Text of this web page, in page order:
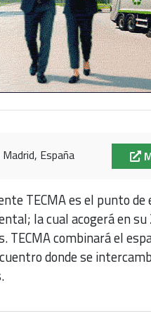
Madrid, España
TECMA es el punto
la cual acogerá en su
TECMA combinará el
donde se